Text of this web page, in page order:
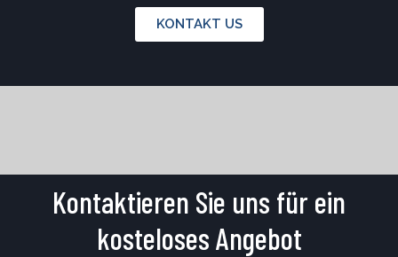
KONTAKT US
Kontaktieren Sie uns für ein
kosteloses Angebot